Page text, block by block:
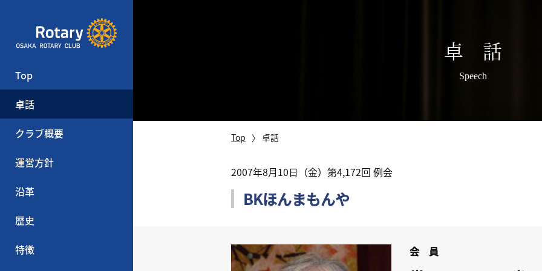
Top
卓話
クラブ概要
運営方針
沿革
歴史
特徴
卓 話
Speech
Top 卓話
2007年8月10日（金）第4,172回 例会
BKほんまもんや
会 員